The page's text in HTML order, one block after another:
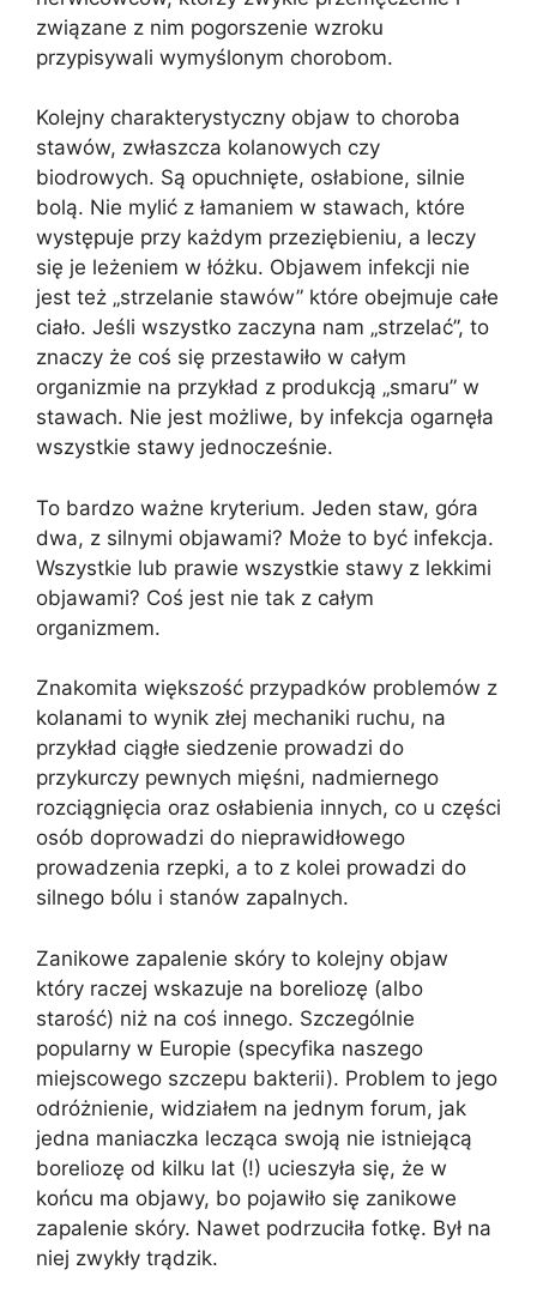
związane z nim pogorszenie wzroku
przypisywali wymyślonym chorobom.
Kolejny charakterystyczny objaw to choroba
stawów, zwłaszcza kolanowych czy
biodrowych. Są opuchnięte, osłabione, silnie
bolą. Nie mylić z łamaniem w stawach, które
występuje przy każdym przeziębieniu, a leczy
się je leżeniem w łóżku. Objawem infekcji nie
jest też „strzelanie stawów” które obejmuje całe
ciało. Jeśli wszystko zaczyna nam „strzelać”, to
znaczy że coś się przestawiło w całym
organizmie na przykład z produkcją „smaru” w
stawach. Nie jest możliwe, by infekcja ogarnęła
wszystkie stawy jednocześnie.
To bardzo ważne kryterium. Jeden staw, góra
dwa, z silnymi objawami? Może to być infekcja.
Wszystkie lub prawie wszystkie stawy z lekkimi
objawami? Coś jest nie tak z całym
organizmem.
Znakomita większość przypadków problemów z
kolanami to wynik złej mechaniki ruchu, na
przykład ciągłe siedzenie prowadzi do
przykurczy pewnych mięśni, nadmiernego
rozciągnięcia oraz osłabienia innych, co u części
osób doprowadzi do nieprawidłowego
prowadzenia rzepki, a to z kolei prowadzi do
silnego bólu i stanów zapalnych.
Zanikowe zapalenie skóry to kolejny objaw
który raczej wskazuje na boreliozę (albo
starość) niż na coś innego. Szczególnie
popularny w Europie (specyfika naszego
miejscowego szczepu bakterii). Problem to jego
odróżnienie, widziałem na jednym forum, jak
jedna maniaczka lecząca swoją nie istniejącą
boreliozę od kilku lat (!) ucieszyła się, że w
końcu ma objawy, bo pojawiło się zanikowe
zapalenie skóry. Nawet podrzuciła fotkę. Był na
niej zwykły trądzik.